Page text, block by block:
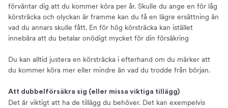
förväntar dig att du kommer köra per år. Skulle du ange en för låg
körsträcka och olyckan är framme kan du få en lägre ersättning än
vad du annars skulle fått. En för hög körsträcka kan istället
innebära att du betalar onödigt mycket för din försäkring
Du kan alltid justera en körsträcka i efterhand om du märker att
du kommer köra mer eller mindre än vad du trodde från början.
Att dubbelförsäkra sig (eller missa viktiga tillägg)
Det är viktigt att ha de tillägg du behöver. Det kan exempelvis